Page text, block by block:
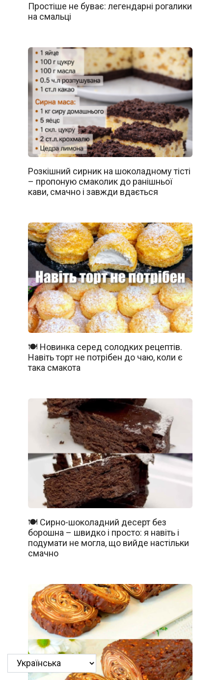
Простіше не буває: легендарні рогалики
на смальці
Розкішний сирник на шоколадному тісті
– пропоную смаколик до ранішньої
кави, смачно і завжди вдається
🍽️ Новинка серед солодких рецептів.
Навіть торт не потрібен до чаю, коли є
така смакота
🍽️ Сирно-шоколадний десерт без
борошна – швидко і просто: я навіть і
подумати не могла, що вийде настільки
смачно